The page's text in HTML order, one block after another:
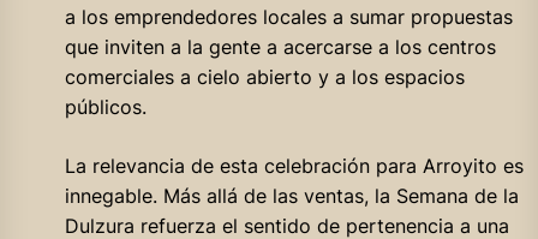
a los emprendedores locales a sumar propuestas
que inviten a la gente a acercarse a los centros
comerciales a cielo abierto y a los espacios
públicos.
La relevancia de esta celebración para Arroyito es
innegable. Más allá de las ventas, la Semana de la
Dulzura refuerza el sentido de pertenencia a una